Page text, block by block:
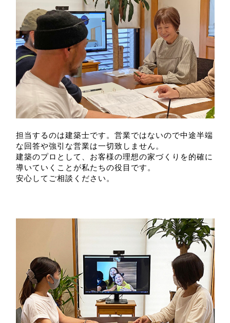
担当するのは建築士です。営業ではないので中途半端
な回答や強引な営業は一切致しません。
建築のプロとして、お客様の理想の家づくりを的確に
導いていくことが私たちの役目です。
安心してご相談ください。